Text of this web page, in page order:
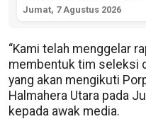
Jumat, 7 Agustus 2026
“Kami telah menggelar
membentuk tim seleksi
yang akan mengikuti
Halmahera Utara pada
kepada awak media.